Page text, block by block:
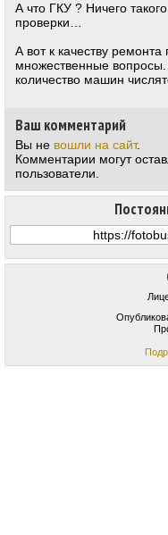
А что ГКУ ? Ничего
проверки…
А вот к качеству
множественные вопросы.
количество машин
Ваш комментарий
Вы не вошли на сайт.
Комментарии могут
пользователи.